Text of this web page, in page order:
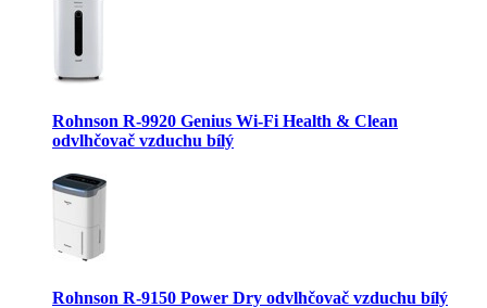
Rohnson R-9920 Genius Wi-Fi Health & Clean
odvlhčovač vzduchu bílý
Rohnson R-9150 Power Dry odvlhčovač vzduchu bílý